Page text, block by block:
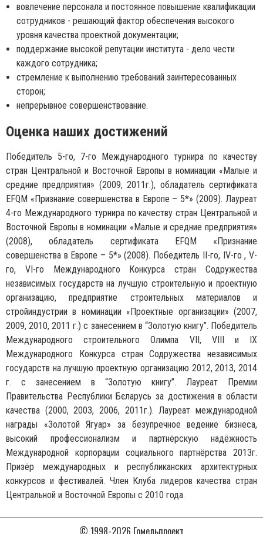
вовлечение персонала и постоянное повышение квалификации
сотрудников - решающий фактор обеспечения высокого
уровня качества проектной документации;
поддержание высокой репутации института - дело чести
каждого сотрудника;
стремление к выполнению требований заинтересованных
сторон;
непрерывное совершенствование.
Оценка наших достижений
Победитель 5-го, 7-го Международного турнира по качеству
стран Центральной и Восточной Европы в номинации «Малые и
средние предприятия» (2009, 2011г.), обладатель сертификата
EFQM «Признание совершенства в Европе – 5*» (2009). Лауреат
4-го Международного турнира по качеству стран Центральной и
Восточной Европы в номинации «Малые и средние предприятия»
(2008), обладатель сертификата EFQM «Признание
совершенства в Европе – 5*» (2008). Победитель II-го, IV-го , V-
го, VI-го Международного Конкурса стран Содружества
независимых государств на лучшую строительную и проектную
организацию, предприятие строительных материалов и
стройиндустрии в номинации «Проектные организации» (2007,
2009, 2010, 2011 г.) с занесением в “Золотую книгу”. Победитель
Международного строительного Олимпа VII, VIII и IX
Международного Конкурса стран Содружества независимых
государств на лучшую проектную организацию 2012, 2013, 2014
г. с занесением в “Золотую книгу”. Лауреат Премии
Правительства Республики Бєларусь за достижения в области
качества (2000, 2003, 2006, 2011г.). Лауреат международной
награды «Золотой Ягуар» за безупречное ведение бизнеса,
высокий профессионализм и партнёрскую надёжность
Международной корпорации социального партнёрства 2013г.
Призёр международных и республиканских архитектурных
конкурсов и фестивалей. Член Клуба лидеров качества стран
Центральной и Восточной Европы с 2010 года.